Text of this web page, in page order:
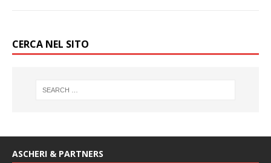
CERCA NEL SITO
ASCHERI & PARTNERS